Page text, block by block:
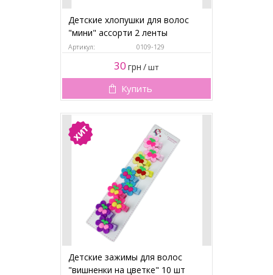
Детские хлопушки для волос
"мини" ассорти 2 ленты
Артикул: 0109-129
30 грн /шт
Купить
Детские зажимы для волос
"вишненки на цветке" 10 шт